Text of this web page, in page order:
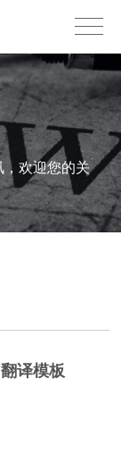
欢迎您的关
译模板